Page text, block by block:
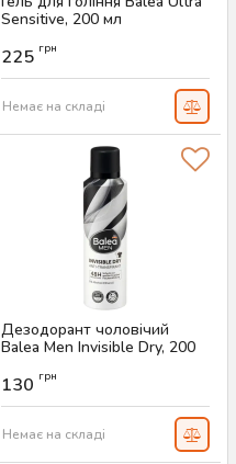
Sensitive, 200 мл
225 грн
Немає на складі
Дезодорант чоловічий
Balea Men Invisible Dry, 200
Артикул:
130 грн
Немає на складі